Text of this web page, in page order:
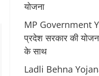
योजना
MP Government
प्रदेश सरकार की
के साथ
Ladli Behna